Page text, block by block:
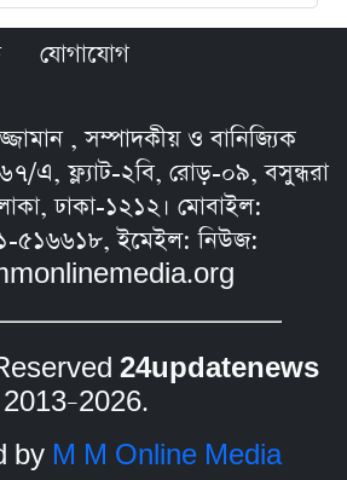
যোগাযোগ
, সম্পাদকীয় ও বানিজ্যিক
এ, ফ্ল্যাট-২বি, রোড়-০৯, বসুন্ধরা
ঢাকা-১২১২। মোবাইল:
৫১৬৬১৮, ইমেইল: নিউজ:
24updatenews
2013–2026.
by M M Online Media